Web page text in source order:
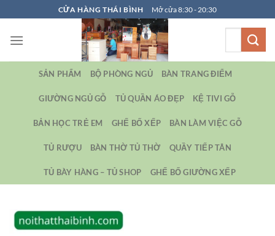
qua
nội
CỬA HÀNG THÁI BÌNH Mở cửa 8:30 - 20:30
SẢN PHẨM BỘ PHÒNG NGỦ BÀN TRANG ĐIỂM
GIƯỜNG NGỦ GỖ TỦ QUẦN ÁO ĐẸP KỆ TIVI GỖ
BẢN HỌC TRẺ EM GHẾ BỐ XẾP BÀN LÀM VIỆC GỖ
TỦ RƯỢU BÀN THỜ TỦ THỜ QUẦY TIẾP TÂN
TỦ BÀY HÀNG – TỦ SHOP GHẾ BỐ GIƯỜNG XẾP